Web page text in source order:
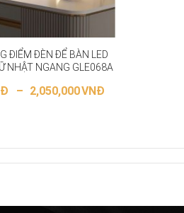
ĐIỂM ĐÈN ĐỂ BÀN LED
NHẬT NGANG GLE068A
– 2,050,000VNĐ